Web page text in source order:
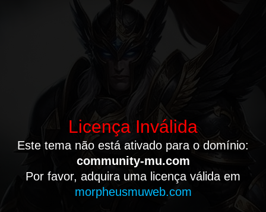
Licença Inválida
Este tema não está ativado para o domínio:
community-mu.com
Por favor, adquira uma licença válida em
morpheusmuweb.com